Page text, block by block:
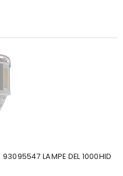
LAMPE DEL 1000HID